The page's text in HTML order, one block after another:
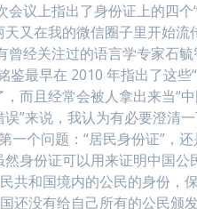
议上指出了身份证上的四
又在我的微信圈子里开始
经关注过的语言学专家石
鉴最早在 2010 年指出了这
而且经常会被人拿出来当“
”来说，我认为有必要澄清
个问题：“居民身份证”，
身份证可以用来证明中国
共和国境内的公民的身份，
还没有给自己所有的公民颁